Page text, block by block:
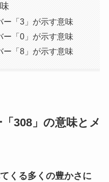
ー「3」が示す意味
ー「0」が示す意味
ー「8」が示す意味
308」の意味とメ
くる多くの豊かさに